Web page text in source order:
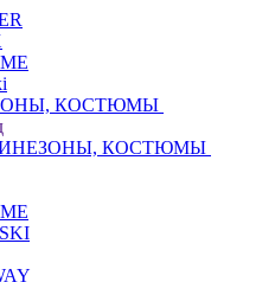
КОСТЮМЫ
КОСТЮМЫ